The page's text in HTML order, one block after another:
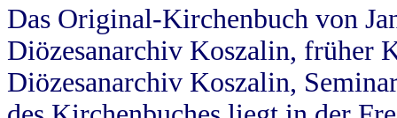
Das Original-Kirchenbuch von
Diözesanarchiv Koszalin, früher
Diözesanarchiv Koszalin,